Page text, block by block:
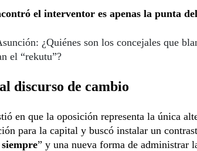
el interventor es apenas la punta
¿Quiénes son los concejales que
el “rekutu”?
discurso de cambio
en que la oposición representa la única
para la capital y buscó instalar un
” y una nueva forma de administrar